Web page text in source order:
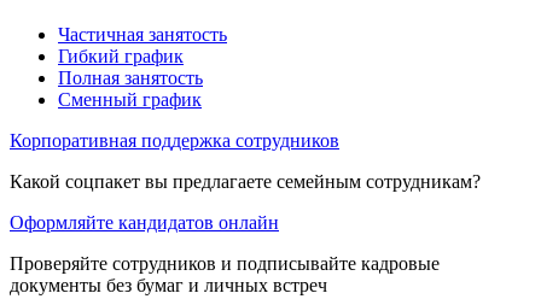
Частичная занятость
Гибкий график
Полная занятость
Сменный график
Корпоративная поддержка сотрудников
Какой соцпакет вы предлагаете семейным сотрудникам?
Оформляйте кандидатов онлайн
Проверяйте сотрудников и подписывайте кадровые
документы без бумаг и личных встреч